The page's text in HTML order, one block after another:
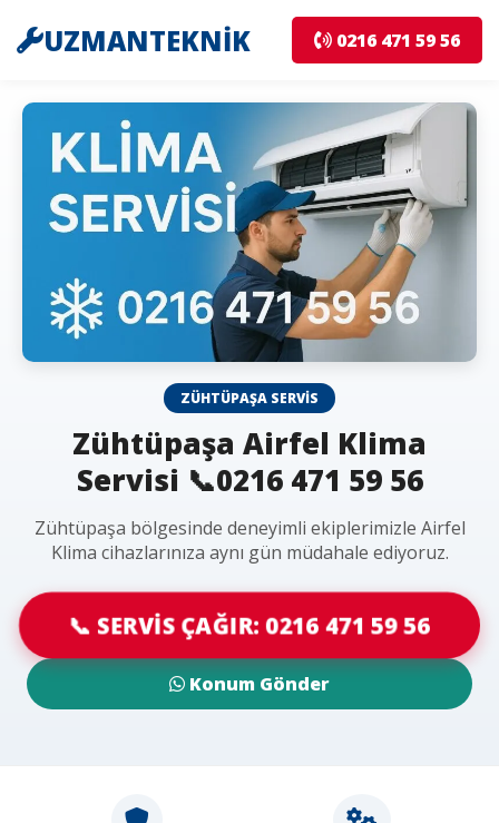
UZMANTEKNİK 0216 471 59 56
ZÜHTÜPAŞA SERVIS
Zühtüpaşa Airfel Klima
Servisi 📞0216 471 59 56
Zühtüpaşa bölgesinde deneyimli ekiplerimizle Airfel
Klima cihazlarınıza aynı gün müdahale ediyoruz.
📞 SERVİS ÇAĞIR: 0216 471 59 56
Konum Gönder